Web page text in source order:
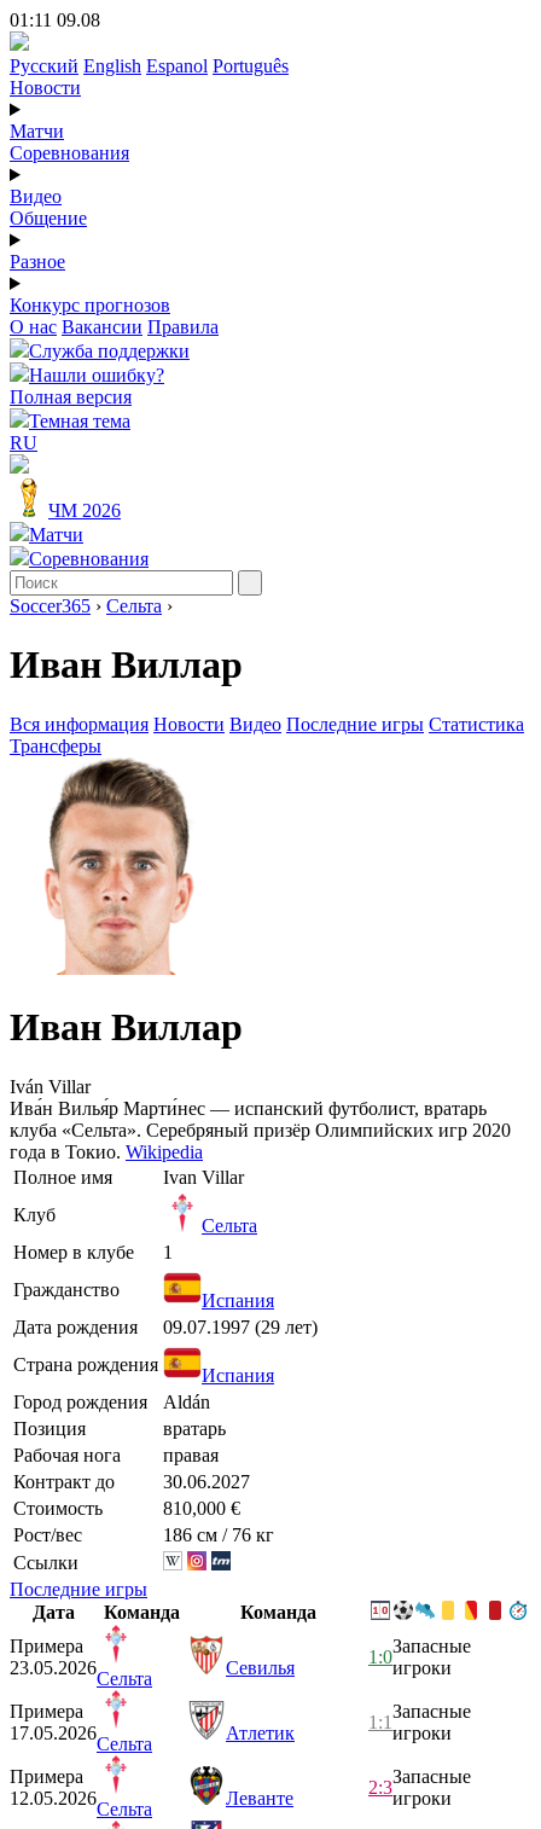
01:11 09.08
Русский English Espanol Português
Новости
Матчи
Соревнования
Видео
Общение
Разное
Конкурс прогнозов
О нас Вакансии Правила
Служба поддержки
Нашли ошибку?
Полная версия
Темная тема
RU
ЧМ 2026
Матчи
Соревнования
Soccer365 › Сельта ›
Иван Виллар
Вся информация Новости Видео Последние игры Статистика
Трансферы
Иван Виллар
Iván Villar
Ива́н Вилья́р Марти́нес — испанский футболист, вратарь
клуба «Сельта». Серебряный призёр Олимпийских игр 2020
года в Токио. Wikipedia
Полное имя
Ivan Villar
Клуб
Сельта
Номер в клубе
1
Гражданство
Испания
Дата рождения
09.07.1997 (29 лет)
Страна рождения
Испания
Город рождения
Aldán
Позиция
вратарь
Рабочая нога
правая
Контракт до
30.06.2027
Стоимость
810,000 €
Рост/вес
186 см / 76 кг
Ссылки
Последние игры
Дата
Команда
Команда
Примера
23.05.2026
Сельта
Севилья
1:0
Запасные
игроки
Примера
17.05.2026
Сельта
Атлетик
1:1
Запасные
игроки
Примера
12.05.2026
Сельта
Леванте
2:3
Запасные
игроки